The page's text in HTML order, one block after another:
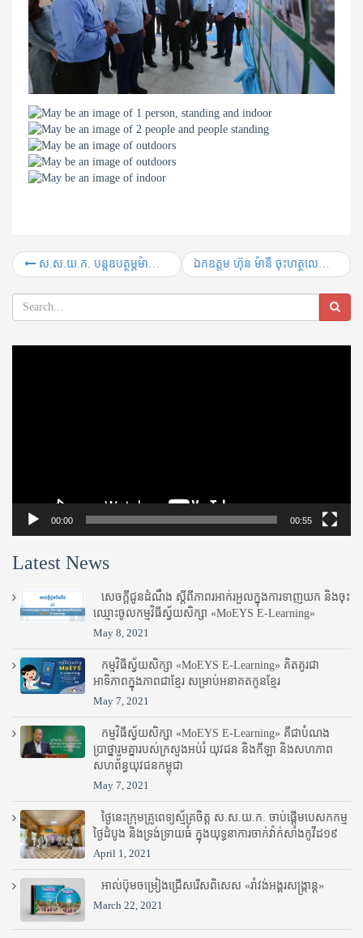
ស.ស.យ.ក. បន្តឧបត្ថម្ភម៉ាស់ចំនួន ៥០ម៉ឺនម៉ាស់ សាប៊ូលាងដៃ ១០៨០០ដុំ និង​បដា​អប់រំផ្សព្វ​ផ្សាយ​ចំនួន ៣០០០បដា ឯកឧត្តម ហ៊ុន ម៉ានី ចុះហត្ថលេខា ជាមួយអ្នកឧកញ៉ា សៀ ឫទ្ធី លើអនុស្សរណៈនៃការយោគយល់គ្នាដើម្បីបណ្តុះបណ្តាលយុវជន និងផ្តល់ឱកាសការងារ
00:00 00:55
Latest News
សេចក្តីជូនដំណឹង ស្តី​ពីភាព​រអាក់រអួល​ក្នុងការ​ទាញ​យក និង​ចុះ​
ឈ្មោះ​ចូល​កម្មវិធី​ស្វ័យសិក្សា «MoEYS E-Learning»
May 8, 2021
កម្មវិធីស្វ័យសិក្សា «MoEYS E-Learning» គិតគូរជា
អាទិភាពក្នុងភាពជាខ្មែរ សម្រាប់អនាគតកូនខ្មែរ
May 7, 2021
កម្មវិធីស្វ័យសិក្សា «MoEYS E-Learning» គឺជាបំណង
ប្រាថ្នារួមគ្នារបស់ក្រសួងអប់រំ​ យុវជន និងកីឡា និងសហភាព
សហព័ន្ធយុវជនកម្ពុជា
May 7, 2021
ថ្ងៃនេះក្រុមគ្រូពេទ្យស្ម័គ្រចិត្ត ស.ស.យ.ក. ចាប់ផ្តើមបេសកកម្ម
ថ្ងៃដំបូង និងទ្រង់ទ្រាយធំ ក្នុងយុទ្ធនាការចាក់វ៉ាក់សាំងកូវីដ១៩
April 1, 2021
អាល់ប៊ុមចម្រៀងជ្រើសរើសពិសេស «រាំវង់អង្គរសង្ក្រាន្ត»
March 22, 2021